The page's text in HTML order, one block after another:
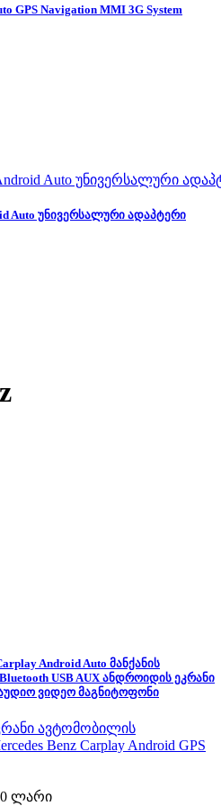
GPS Navigation MMI 3G System
Auto უნივერსალური ადაპტერი
Android Auto მანქანის
USB AUX ანდროიდის ეკრანი
ვიდეო მაგნიტოფონი
ლარი